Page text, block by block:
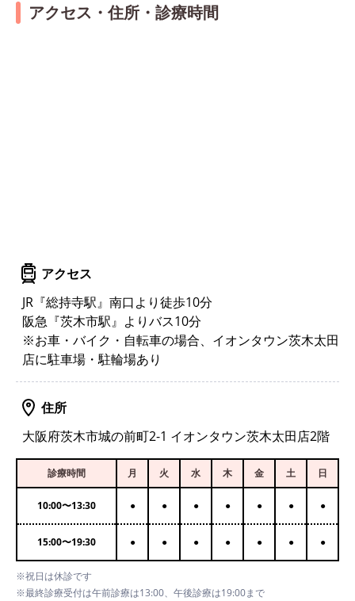
アクセス・住所・診療時間
アクセス
JR『総持寺駅』南口より徒歩10分
阪急『茨木市駅』よりバス10分
※お車・バイク・自転車の場合、イオンタウン茨木太田
店に駐車場・駐輪場あり
住所
大阪府茨木市城の前町2-1 イオンタウン茨木太田店2階
診療時間 月 火 水 木 金 土 日
10:00〜13:30 ● ● ● ● ● ● ●
15:00〜19:30 ● ● ● ● ● ● ●
※祝日は休診です
※最終診療受付は午前診療は13:00、午後診療は19:00まで